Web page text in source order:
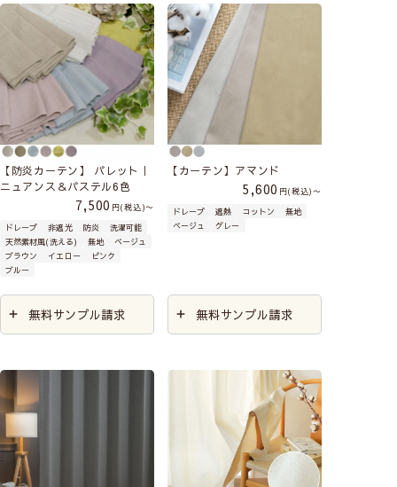
【防炎カーテン】 パレット｜
ニュアンス＆パステル6色
7,500 税込 〜
ドレープ
非遮光 防炎
洗濯可能
天然素材風(洗える)
無地
ベージュ
ブラウン
イエロー
ピンク
ブルー
無料サンプル請求
【カーテン】アマンド
5,600 税込 〜
ドレープ
遮熱 コットン
無地
ベージュ
グレー
無料サンプル請求